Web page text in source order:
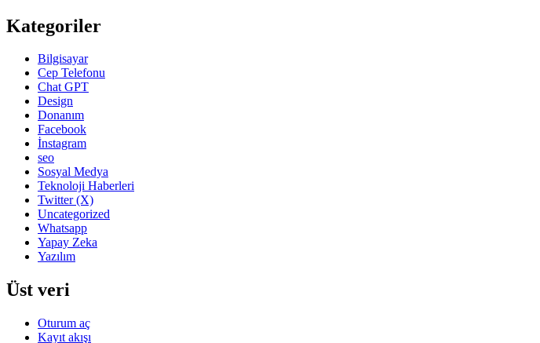
Kategoriler
Bilgisayar
Cep Telefonu
Chat GPT
Design
Donanım
Facebook
İnstagram
seo
Sosyal Medya
Teknoloji Haberleri
Twitter (X)
Uncategorized
Whatsapp
Yapay Zeka
Yazılım
Üst veri
Oturum aç
Kayıt akışı